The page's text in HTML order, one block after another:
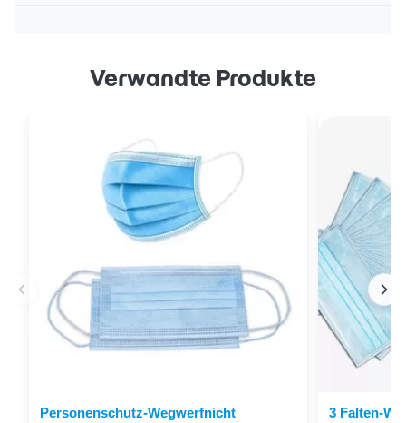
Verwandte Produkte
Personenschutz-Wegwerfnicht
3 Falten-